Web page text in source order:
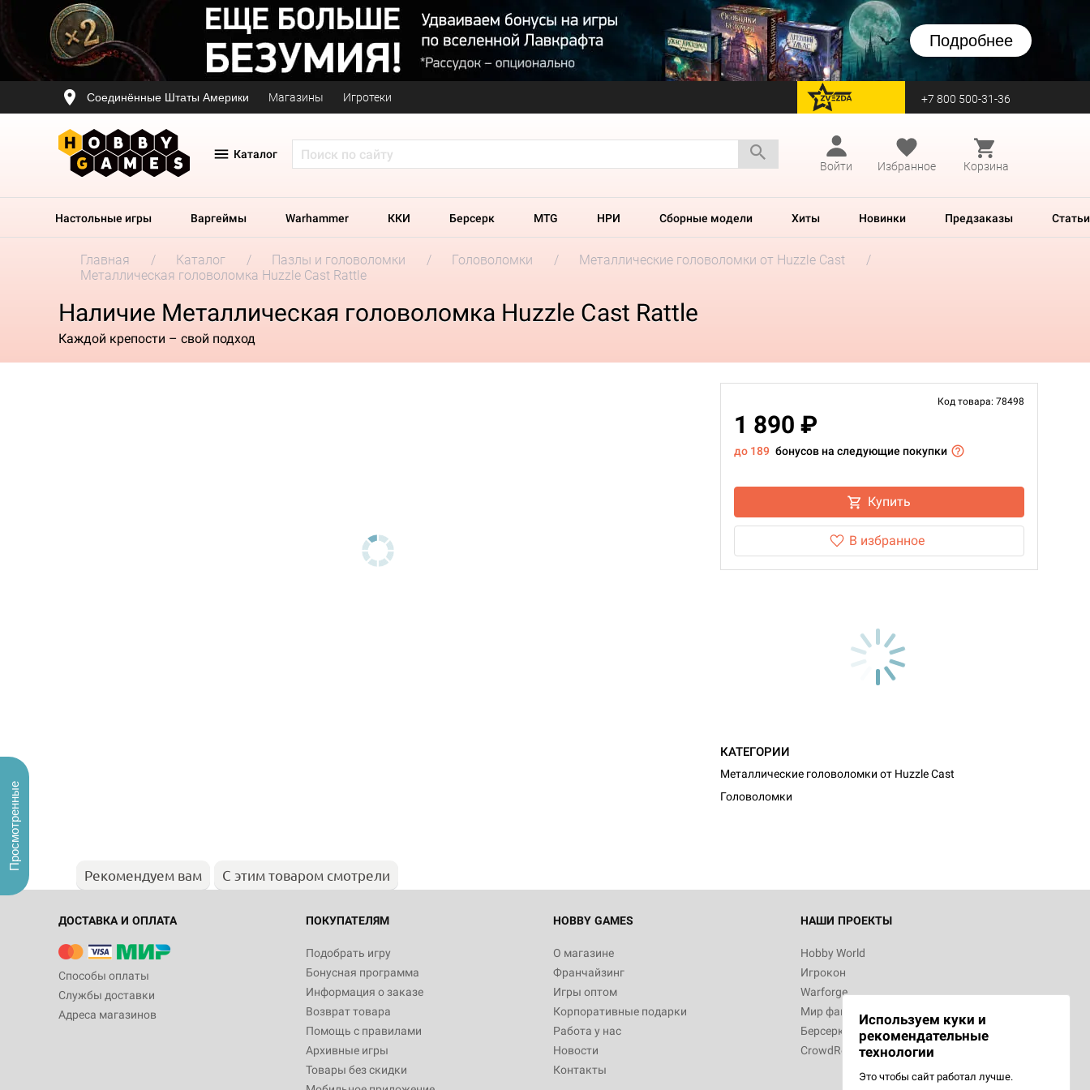
Подробнее
Соединённые Штаты Америки Магазины Игротеки перейти на Zvezda +7 800 500-31-36
Каталог
Войти
Избранное Корзина
Настольные игры Варгеймы Warhammer ККИ Берсерк MTG НРИ Сборные модели Хиты Новинки Предзаказы Статьи
Главная Каталог Пазлы и головоломки Головоломки
Металлические головоломки от Huzzle Cast
Металлическая головоломка Huzzle Cast Rattle
Наличие Металлическая головоломка Huzzle Cast Rattle
Каждой крепости – свой подход
Код товара: 78498
1 890 ₽
до 189 бонусов на следующие покупки
Купить
В избранное
КАТЕГОРИИ
Металлические головоломки от Huzzle Cast
Головоломки
Рекомендуем вам С этим товаром смотрели
ДОСТАВКА И ОПЛАТА
Способы оплаты
Службы доставки
Адреса магазинов
ПОКУПАТЕЛЯМ
Подобрать игру
Бонусная программа
Информация о заказе
Возврат товара
Помощь с правилами
Архивные игры
Товары без скидки
HOBBY GAMES
О магазине
Франчайзинг
Игры оптом
Корпоративные подарки
Работа у нас
Новости
Контакты
НАШИ ПРОЕКТЫ
Hobby World
Игрокон
Warforge
Мир фантастики
Берсерк
CrowdRepublic
Используем куки и
рекомендательные
технологии
Это чтобы сайт работал лучше.
Просмотренные
Настольная игра Hobby World Монстры
Белая смерть
12 990
Настольная игра Hobby World Берсерк.
3 490